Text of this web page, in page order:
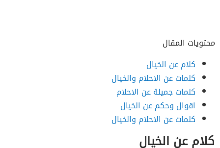
محتويات المقال
كلام عن الخيال
كلمات عن الاحلام والخيال
كلمات جميلة عن الاحلام
اقوال وحكم عن الخيال
كلمات عن الاحلام والخيال
كلام عن الخيال